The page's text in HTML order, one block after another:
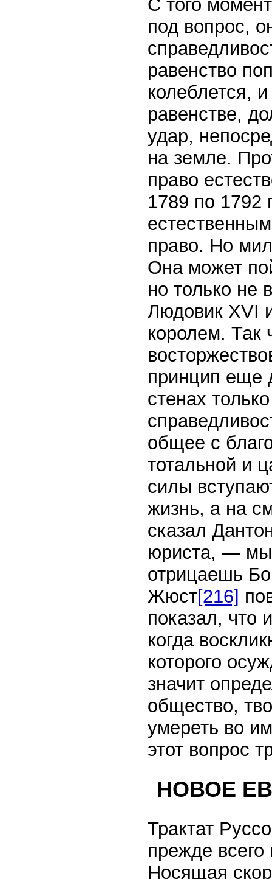
С того
под вопрос,
равенство
колеблется,
равенстве,
удар,
на земле.
право
1789 по 1792
право. Но
Она может
но только не
Людовик XVI
королем. Так
принцип еще
стенах
общее с
тотальной и
силы
жизнь, а на
сказал
юриста, — мы
отрицаешь
Жюст[216]
показал, что
когда
которого
значит
общество,
умереть во
этот вопрос
НОВОЕ
Трактат
прежде всего
Носящая